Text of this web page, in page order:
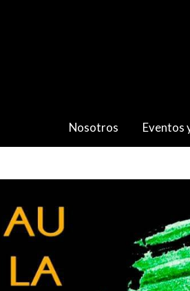
Nosotros Eventos
AULAGA FOLK